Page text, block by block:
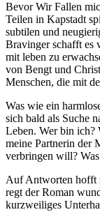
Bevor Wir Fallen
Teilen in Kapstadt
subtilen und
Bravinger schafft es
mit leben zu
von Bengt und
Menschen, die mit
Was wie ein
sich bald als Suche
Leben. Wer bin ich?
meine Partnerin der
verbringen will?
Auf Antworten hofft
regt der Roman
kurzweiliges